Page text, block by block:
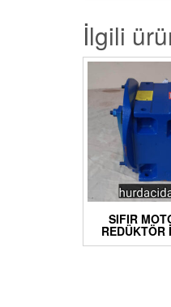
İlgili
SIFIR
REDÜKTÖR